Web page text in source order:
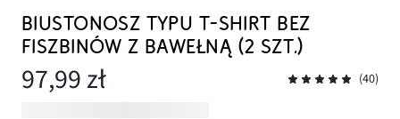
BIUSTONOSZ TYPU T-SHIRT BEZ
FISZBINÓW Z BAWEŁNĄ (2 SZT.)
97,99 zł (40)